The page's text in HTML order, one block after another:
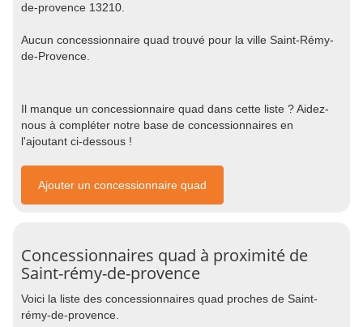
de-provence 13210.
Aucun concessionnaire quad trouvé pour la ville Saint-Rémy-
de-Provence.
Il manque un concessionnaire quad dans cette liste ? Aidez-
nous à compléter notre base de concessionnaires en
l'ajoutant ci-dessous !
Ajouter un concessionnaire quad
Concessionnaires quad à proximité de
Saint-rémy-de-provence
Voici la liste des concessionnaires quad proches de Saint-
rémy-de-provence.